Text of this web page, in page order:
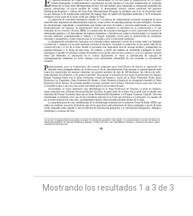
Mostrando los resultados 1 a 3 de 3